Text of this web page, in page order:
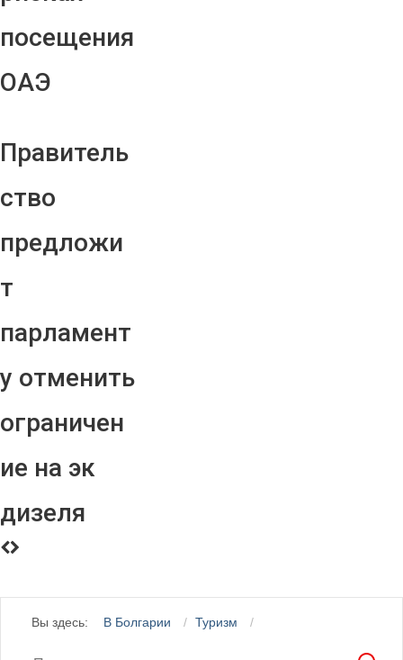
посещения
ОАЭ
Правитель
ство
предложи
т
парламент
у отменить
ограничен
ие на эк
дизеля
Вы здесь: В Болгарии Туризм